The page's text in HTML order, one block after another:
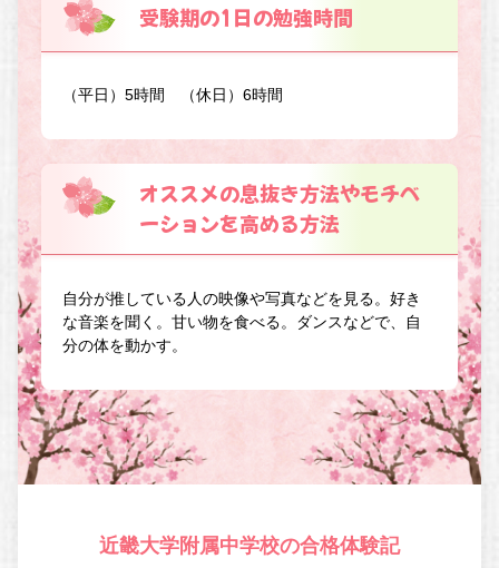
受験期の1日の勉強時間
（平日）5時間 （休日）6時間
オススメの息抜き方法やモチベ
ーションを高める方法
自分が推している人の映像や写真などを見る。好き
な音楽を聞く。甘い物を食べる。ダンスなどで、自
分の体を動かす。
近畿大学附属中学校の合格体験記